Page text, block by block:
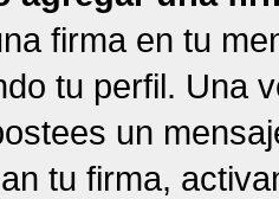
firma en tu
tu perfil. Una
un
tu firma,